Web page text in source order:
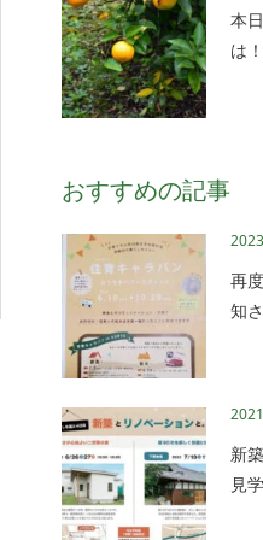
本
は
おすすめの記事
再
知
新
見